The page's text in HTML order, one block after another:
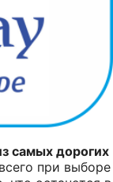
самых дорогих
при выборе